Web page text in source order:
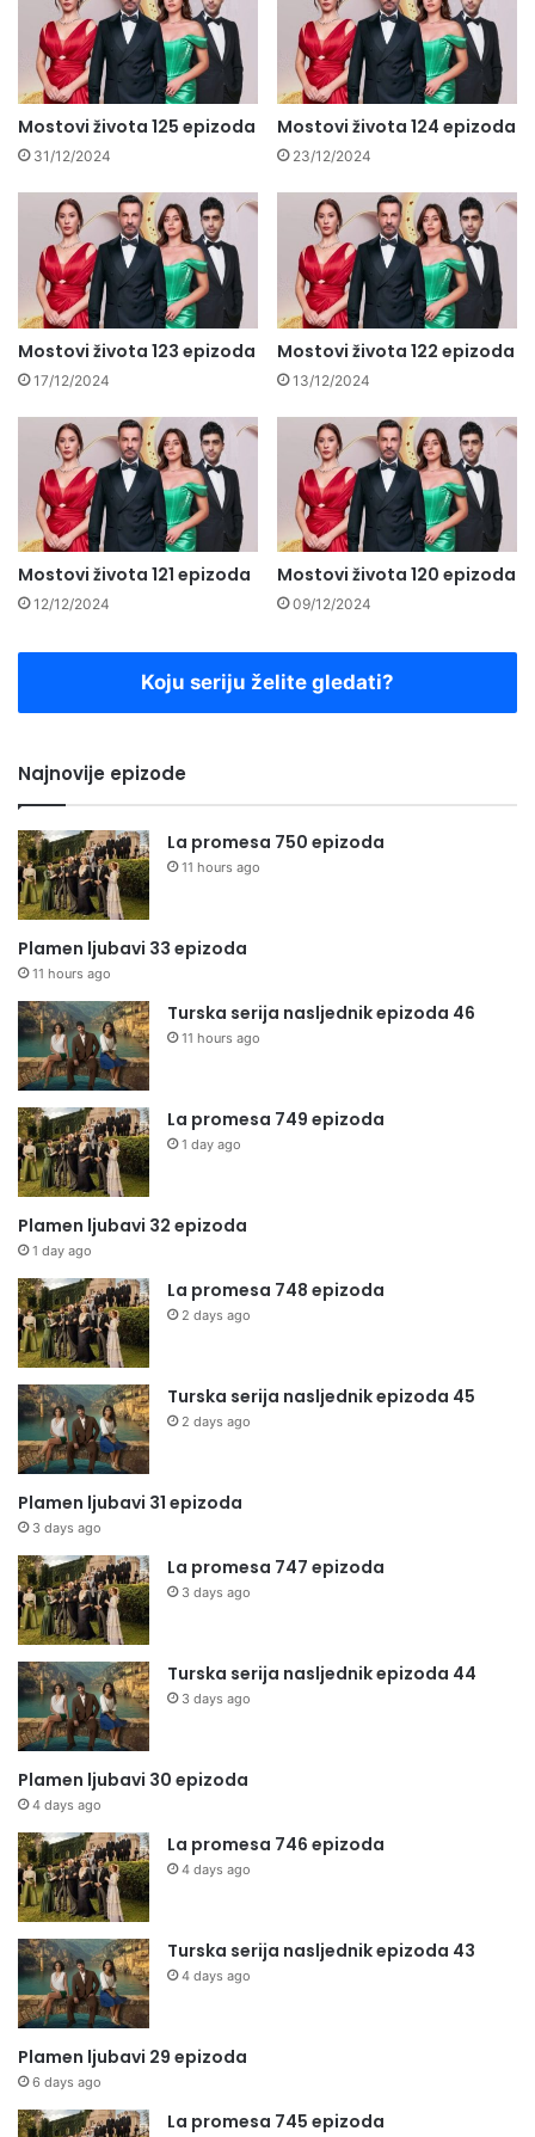
Mostovi života 125 epizoda
31/12/2024
Mostovi života 124 epizoda
23/12/2024
Mostovi života 123 epizoda
17/12/2024
Mostovi života 122 epizoda
13/12/2024
Mostovi života 121 epizoda
12/12/2024
Mostovi života 120 epizoda
09/12/2024
Koju seriju želite gledati?
Najnovije epizode
La promesa 750 epizoda
11 hours ago
Plamen ljubavi 33 epizoda
11 hours ago
Turska serija nasljednik epizoda 46
11 hours ago
La promesa 749 epizoda
1 day ago
Plamen ljubavi 32 epizoda
1 day ago
La promesa 748 epizoda
2 days ago
Turska serija nasljednik epizoda 45
2 days ago
Plamen ljubavi 31 epizoda
3 days ago
La promesa 747 epizoda
3 days ago
Turska serija nasljednik epizoda 44
3 days ago
Plamen ljubavi 30 epizoda
4 days ago
La promesa 746 epizoda
4 days ago
Turska serija nasljednik epizoda 43
4 days ago
Plamen ljubavi 29 epizoda
6 days ago
La promesa 745 epizoda